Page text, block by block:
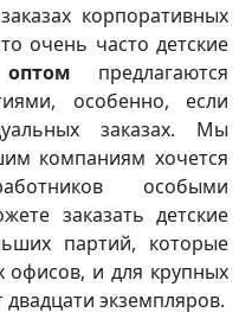
корпоративных
очень часто детские
предлагаются
особенно, если
заказах. Мы
компаниям хочется
особыми
заказать детские
партий, которые
офисов, и для крупных
экземпляров.